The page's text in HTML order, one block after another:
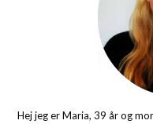
Hej jeg er Maria, 39 år og